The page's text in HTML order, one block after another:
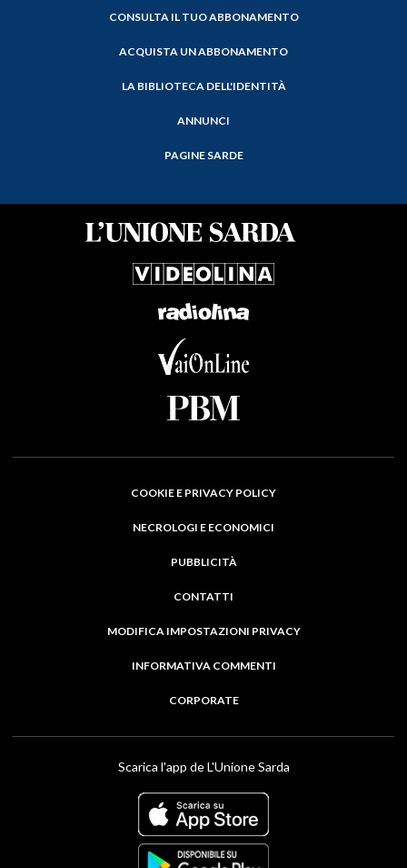
CONSULTA IL TUO ABBONAMENTO
ACQUISTA UN ABBONAMENTO
LA BIBLIOTECA DELL'IDENTITÀ
ANNUNCI
PAGINE SARDE
COOKIE E PRIVACY POLICY
NECROLOGI E ECONOMICI
PUBBLICITÀ
CONTATTI
MODIFICA IMPOSTAZIONI PRIVACY
INFORMATIVA COMMENTI
CORPORATE
Scarica l'app de L'Unione Sarda